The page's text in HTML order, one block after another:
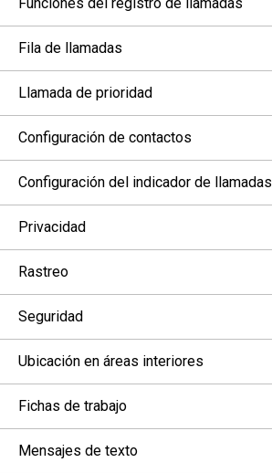
Fila de llamadas
Llamada de prioridad
Configuración de contactos
Configuración del indicador de llamadas
Privacidad
Rastreo
Seguridad
Ubicación en áreas interiores
Fichas de trabajo
Mensajes de texto